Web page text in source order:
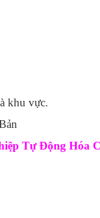
khu vực.
Tự Động Hóa